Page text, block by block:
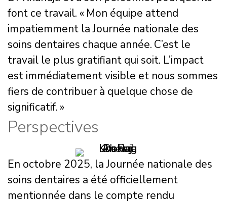
font ce travail. « Mon équipe attend
impatiemment la Journée nationale des
soins dentaires chaque année. C’est le
travail le plus gratifiant qui soit. L’impact
est immédiatement visible et nous sommes
fiers de contribuer à quelque chose de
significatif. »
Perspectives
En octobre 2025, la Journée nationale des
soins dentaires a été officiellement
mentionnée dans le compte rendu